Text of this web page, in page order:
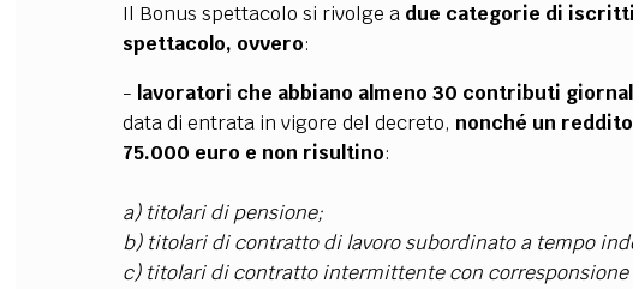
Il Bonus spettacolo si rivolge a due categorie di
spettacolo, ovvero:
- lavoratori che abbiano almeno 30 contributi
data di entrata in vigore del decreto, nonché un
75.000 euro e non risultino:
a) titolari di pensione;
b) titolari di contratto di lavoro subordinato a tempo
c) titolari di contratto intermittente con